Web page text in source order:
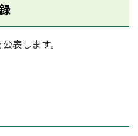
表します。